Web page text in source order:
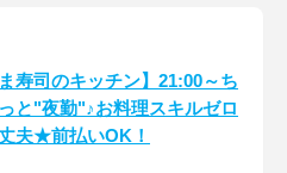
ま寿司のキッチン】21:00～ち
と"夜勤"♪お料理スキルゼロ
夫★前払いOK！